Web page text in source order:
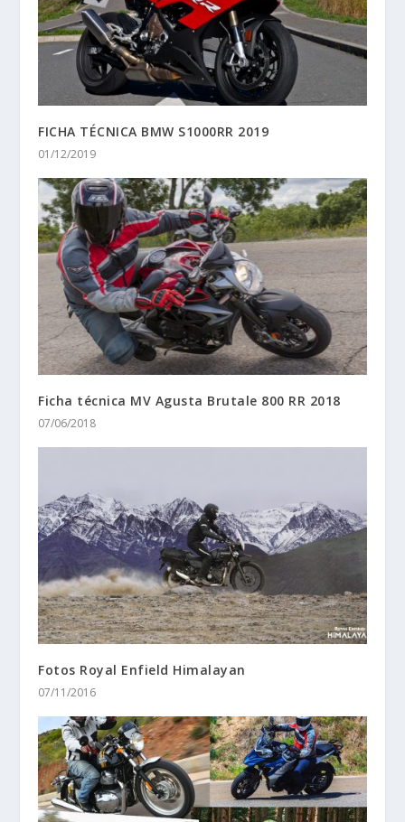
FICHA TÉCNICA BMW S1000RR 2019
01/12/2019
Ficha técnica MV Agusta Brutale 800 RR 2018
07/06/2018
Fotos Royal Enfield Himalayan
07/11/2016